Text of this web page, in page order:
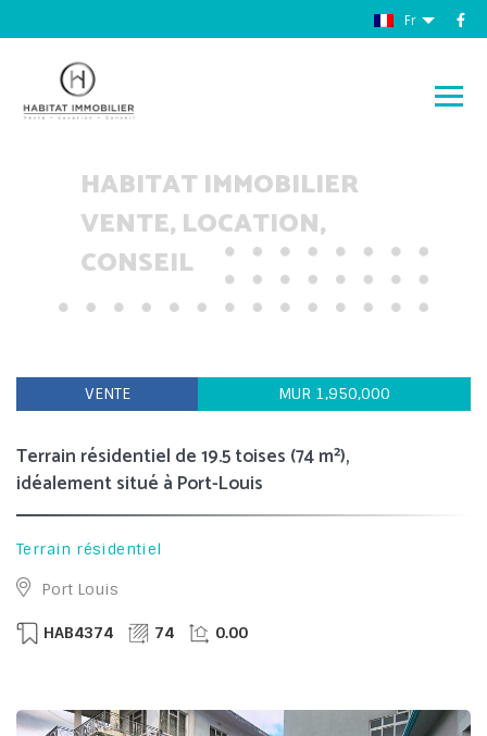
Fr
HABITAT IMMOBILIER
VENTE, LOCATION,
CONSEIL
VENTE MUR 1,950,000
Terrain résidentiel de 19.5 toises (74 m²),
idéalement situé à Port-Louis
Terrain résidentiel
Port Louis
HAB4374 74 0.00